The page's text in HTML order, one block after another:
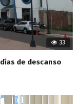
33
de descanso